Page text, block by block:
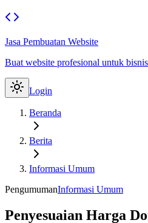
Jasa Pembuatan Website
Buat website profesional untuk
Login
Beranda
Berita
Informasi Umum
PengumumanInformasi Umum
Penyesuaian Harga